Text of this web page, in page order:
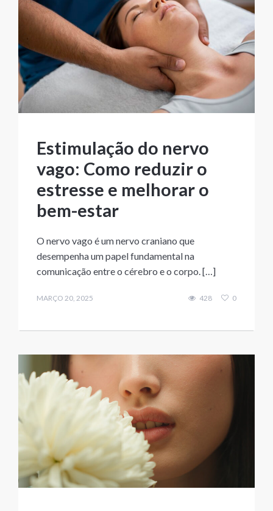
Estimulação do nervo
vago: Como reduzir o
estresse e melhorar o
bem-estar
O nervo vago é um nervo craniano que
desempenha um papel fundamental na
comunicação entre o cérebro e o corpo. […]
MARÇO 20, 2025 428 0